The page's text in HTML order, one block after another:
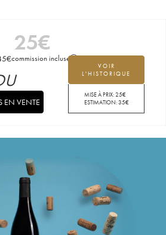
25€
€commission incluse
VOIR
L'HISTORIQUE
MISE À PRIX:25€
ESTIMATION:35€
EN VENTE